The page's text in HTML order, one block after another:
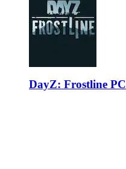
DayZ: Frostline PC